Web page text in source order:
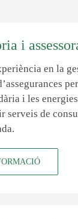
i
en la
i les
serveis de